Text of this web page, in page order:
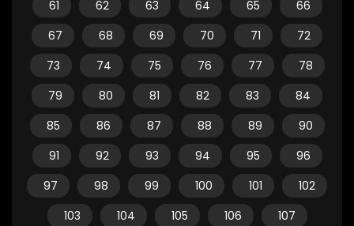
61
62 63 64 65
66
67
68 69 70 71
72
73
74 75 76 77
78
79
80 81 82 83
84
85
86 87 88 89
90
91
92 93 94 95
96
97
98 99 100 101
102
103
104 105 106
107